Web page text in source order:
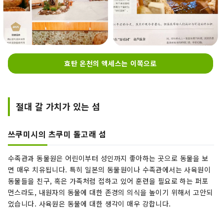
효탄 온천의 액세스는 이쪽으로
절대 갈 가치가 있는 섬
쓰쿠미시의 츠쿠미 돌고래 섬
수족관과 동물원은 어린이부터 성인까지 좋아하는 곳으로 동물을 보
면 매우 치유됩니다. 특히 일본의 동물원이나 수족관에서는 사육원이
동물들을 친구, 혹은 가족처럼 접하고 있어 훈련을 필요로 하는 퍼포
먼스라도, 내원자의 동물에 대한 존경의 의식을 높이기 위해서 고안되
었습니다. 사육원은 동물에 대한 생각이 매우 강합니다.